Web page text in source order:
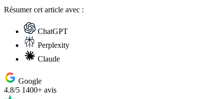
Résumercet article avec :
ChatGPT
Perplexity
Claude
Google
4.8/5 1400+ avis